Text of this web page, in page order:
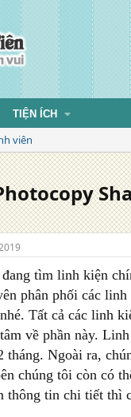
TIỆN ÍCH
viên
tìm linh kiện
phân phối các
Tất cả các linh
về phần này.
tháng. Ngoài ra,
chúng tôi còn có
thông tin chi tiết thì